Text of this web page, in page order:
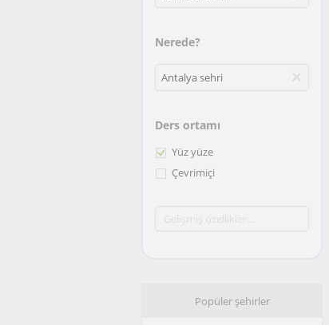
Nerede?
Ders ortamı
Yüz yüze
Çevrimiçi
Popüler şehirler